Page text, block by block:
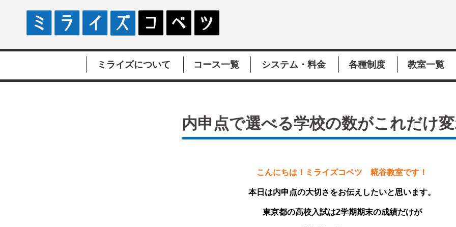
ミライズについて コース一覧 システム・料金 各種制度 教室一覧
内申点で選べる学校の数がこれだけ
こんにちは！ミライズコベツ 糀谷教室です！
本日は内申点の大切さをお伝えしたいと思います。
東京都の高校入試は2学期期末の成績だけが